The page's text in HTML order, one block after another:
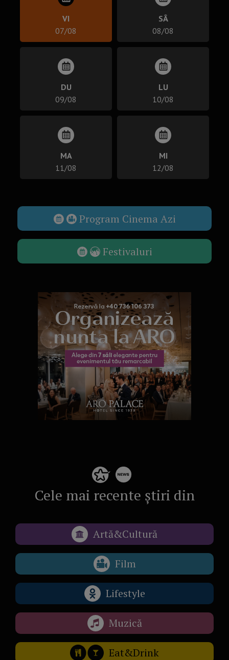
VI
07/08
SÂ
08/08
DU
09/08
LU
10/08
MA
11/08
MI
12/08
Program Cinema Azi
Festivaluri
Cele mai recente știri din
Artă&Cultură
Film
Lifestyle
Muzică
Eat&Drink